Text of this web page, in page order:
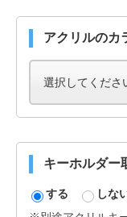
アクリルのカ
キーホルダー
する
しな